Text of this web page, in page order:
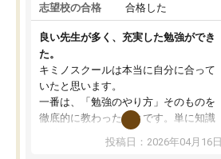
志望校の合格 合格した
良い先生が多く、充実した勉強ができ
た。
キミノスクールは本当に自分に合って
いたと思います。
一番は、「勉強のやり方」そのものを
徹底的に教わったことです。単に知識
を詰め込むのではなく、自学自習の習
慣が身につくよう並走してくれるの
投稿日：2026年04月16日